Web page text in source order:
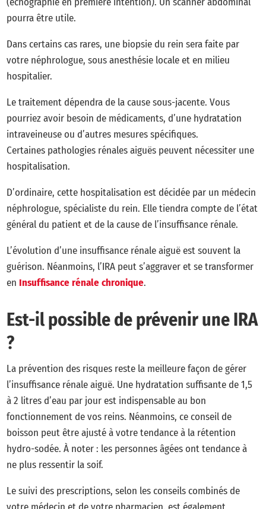
pourra être utile.
Dans certains cas rares, une biopsie du rein sera faite par
votre néphrologue, sous anesthésie locale et en milieu
hospitalier.
Le traitement dépendra de la cause sous-jacente. Vous
pourriez avoir besoin de médicaments, d’une hydratation
intraveineuse ou d’autres mesures spécifiques.
Certaines pathologies rénales aiguës peuvent nécessiter une
hospitalisation.
D’ordinaire, cette hospitalisation est décidée par un médecin
néphrologue, spécialiste du rein. Elle tiendra compte de l’état
général du patient et de la cause de l’insuffisance rénale.
L’évolution d’une insuffisance rénale aiguë est souvent la
guérison. Néanmoins, l’IRA peut s’aggraver et se transformer
en Insuffisance rénale chronique.
Est-il possible de prévenir une IRA
?
La prévention des risques reste la meilleure façon de gérer
l’insuffisance rénale aiguë. Une hydratation suffisante de 1,5
à 2 litres d’eau par jour est indispensable au bon
fonctionnement de vos reins. Néanmoins, ce conseil de
boisson peut être ajusté à votre tendance à la rétention
hydro-sodée. À noter : les personnes âgées ont tendance à
ne plus ressentir la soif.
Le suivi des prescriptions, selon les conseils combinés de